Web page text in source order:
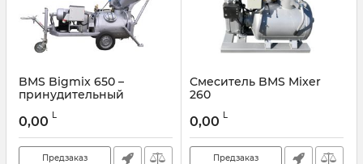
BMS Bigmix 650 –
принудительный
строительных растворов
0,00 L
Предзаказ
Смеситель BMS Mixer
260
0,00 L
Предзаказ